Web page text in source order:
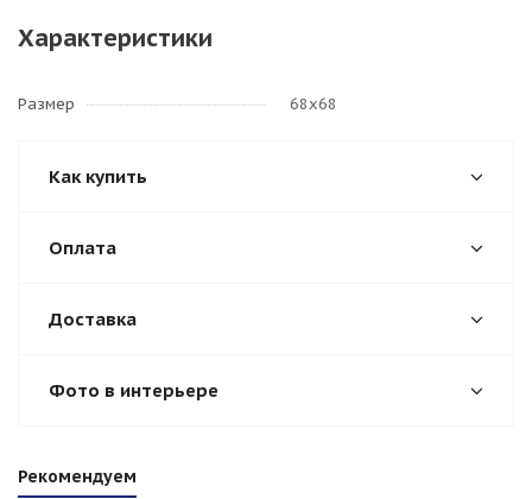
Характеристики
Размер 68х68
Как купить
Оплата
Доставка
Фото в интерьере
Рекомендуем